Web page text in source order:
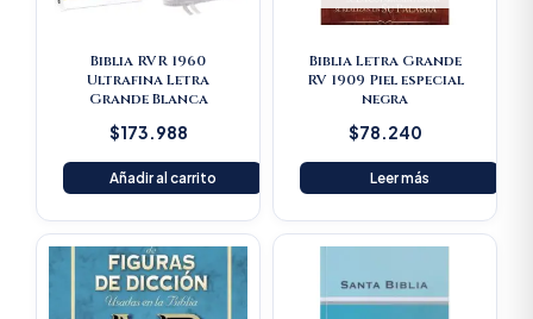
Biblia RVR 1960
Ultrafina Letra
Grande Blanca
$173.988
Añadir al carrito
Biblia Letra Grande
RV 1909 Piel especial
negra
$78.240
Leer más
Original
price
was:
$125.900.
Current
price